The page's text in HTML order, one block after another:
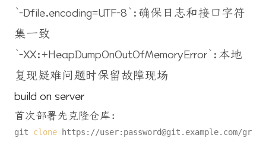
`-Dfile.encoding=UTF-8`：确保日志和接口字符
集一致
`-XX:+HeapDumpOnOutOfMemoryError`：本地
复现疑难问题时保留故障现场
build on server
首次部署先克隆仓库：
git clone